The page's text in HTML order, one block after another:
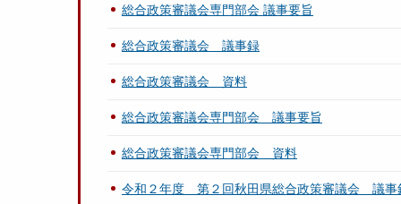
総合政策審議会専門部会 議事要旨
総合政策審議会 議事録
総合政策審議会 資料
総合政策審議会専門部会 議事要旨
総合政策審議会専門部会 資料
令和２年度 第２回秋田県総合政策審議会 議事